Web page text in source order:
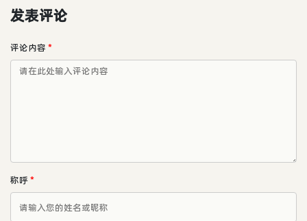
发表评论
评论内容 *
称呼*